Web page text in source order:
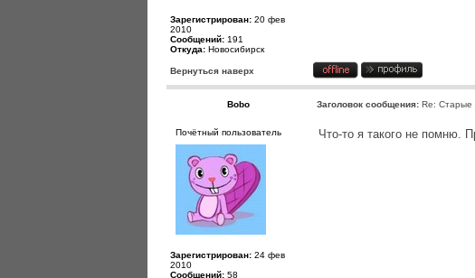
Зарегистрирован: 20 фев
2010
Сообщений: 191
Откуда: Новосибирск
Вернуться наверх
Bobo Заголовок сообщения: Re: Старые
Почётный пользователь
Зарегистрирован: 24 фев
2010
Сообщений: 58
Что-то я такого не помню.